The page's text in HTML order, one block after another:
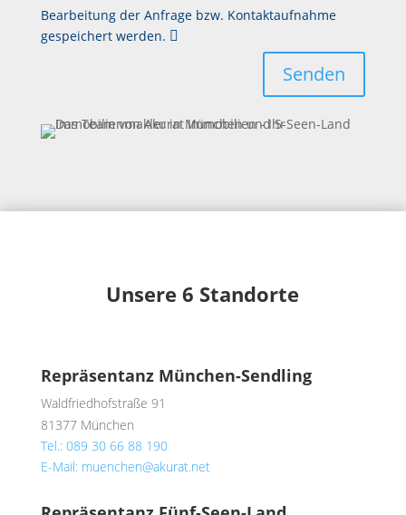
Bearbeitung der Anfrage bzw. Kontaktaufnahme
gespeichert werden.
Senden
Unsere 6 Standorte
Repräsentanz München-Sendling
Waldfriedhofstraße 91
81377 München
Tel.: 089 30 66 88 190
E-Mail: muenchen@akurat.net